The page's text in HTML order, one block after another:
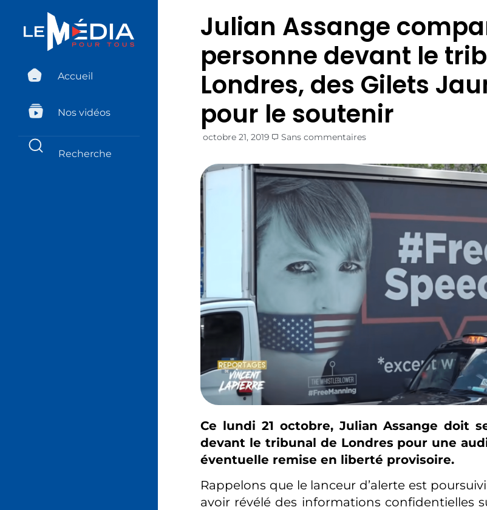
Accueil
Nos vidéos
Julian Assange
personne devant le
Londres, des Gilets
pour le soutenir
octobre 21, 2019 Sans commentaires
Ce lundi 21 octobre, Julian Assange doit
devant le tribunal de Londres pour une
éventuelle remise en liberté provisoire.
Rappelons que le lanceur d’alerte est
avoir révélé des informations confidentielles